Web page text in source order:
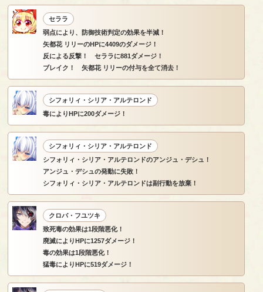
セララ
弱点により、防御技術判定の効果を半減！
矢都花 リリーのHPに4409のダメージ！
反による反撃！ セララに881ダメージ！
ブレイク！ 矢都花 リリーの付与を全て消去！
シフォリィ・シリア・アルテロンド
毒によりHPに200ダメージ！
シフォリィ・シリア・アルテロンド
シフォリィ・シリア・アルテロンドのアンジュ・デシュ！
アンジュ・デシュの発動に失敗！
シフォリィ・シリア・アルテロンドは副行動を放棄！
クロバ・フユツキ
致死毒の効果は1段階悪化！
廃滅によりHPに1257ダメージ！
毒の効果は1段階悪化！
猛毒によりHPに519ダメージ！